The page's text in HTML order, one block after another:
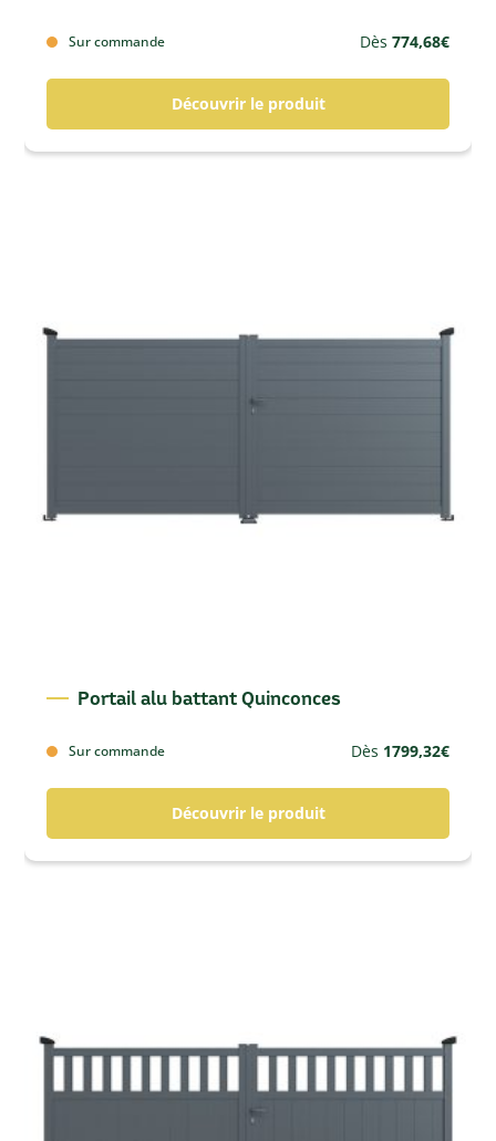
Sur commande Dès 774,68€
Découvrir le produit
Portail alu battant Quinconces
Sur commande Dès 1799,32€
Découvrir le produit